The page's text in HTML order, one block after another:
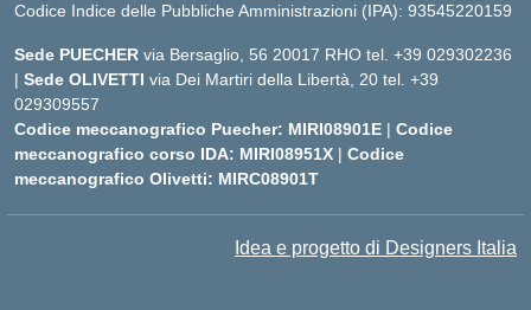
Codice Indice delle Pubbliche Amministrazioni (IPA): 93545220159
Sede PUECHER via Bersaglio, 56 20017 RHO tel. +39 029302236
| Sede OLIVETTI via Dei Martiri della Libertà, 20 tel. +39
029309557
Codice meccanografico Puecher: MIRI08901E | Codice
meccanografico corso IDA: MIRI08951X | Codice
meccanografico Olivetti: MIRC08901T
Idea e progetto di Designers Italia